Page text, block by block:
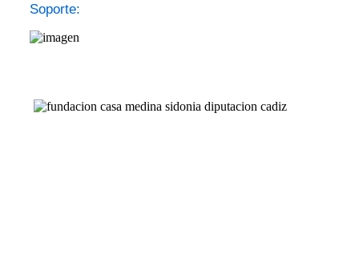
Soporte: